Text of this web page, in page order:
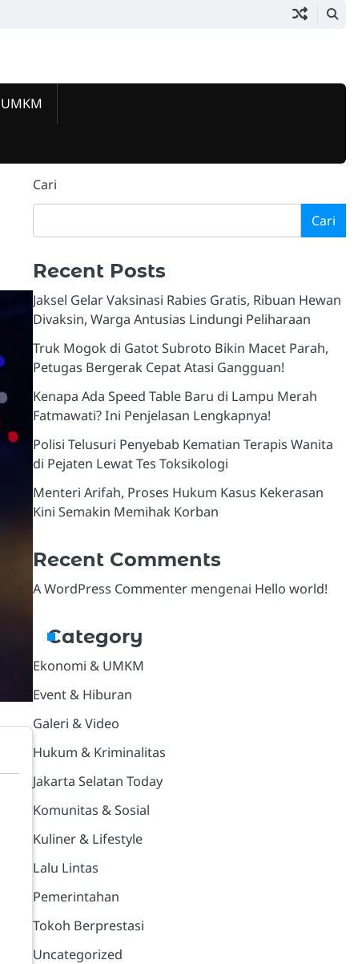
Today
KriminalitasUMKMSosialLifestyleHiburan Video
Cari
Cari
Recent Posts
Jaksel Gelar Vaksinasi Rabies Gratis, Ribuan Hewan
Divaksin, Warga Antusias Lindungi Peliharaan
Truk Mogok di Gatot Subroto Bikin Macet Parah,
Petugas Bergerak Cepat Atasi Gangguan!
Kenapa Ada Speed Table Baru di Lampu Merah
Fatmawati? Ini Penjelasan Lengkapnya!
Polisi Telusuri Penyebab Kematian Terapis Wanita
di Pejaten Lewat Tes Toksikologi
Menteri Arifah, Proses Hukum Kasus Kekerasan
Kini Semakin Memihak Korban
Recent Comments
A WordPress Commentermengenai Hello world!
Category
Ekonomi & UMKM
Event & Hiburan
Galeri & Video
Hukum & Kriminalitas
Jakarta Selatan Today
Komunitas & Sosial
Kuliner & Lifestyle
Lalu Lintas
Pemerintahan
Tokoh Berprestasi
Uncategorized